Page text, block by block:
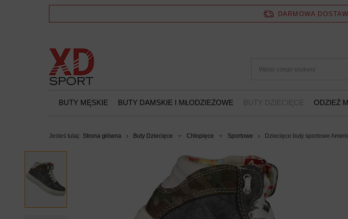
DARMOWA
BUTY MĘSKIE BUTY DAMSKIE I MŁODZIEŻOWE BUTY DZIECIĘCE ODZIEŻ
Jesteś tutaj: Strona główna Buty Dziecięce Chłopięce Sportowe Dziecięce buty sportowe